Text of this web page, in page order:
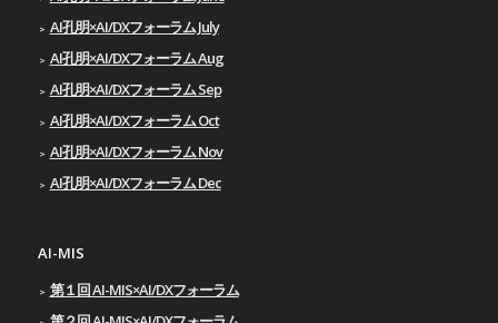
AI孔明×AI/DXフォーラム July
AI孔明×AI/DXフォーラム Aug
AI孔明×AI/DXフォーラム Sep
AI孔明×AI/DXフォーラム Oct
AI孔明×AI/DXフォーラム Nov
AI孔明×AI/DXフォーラム Dec
AI-MIS
第１回 AI-MIS×AI/DXフォーラム